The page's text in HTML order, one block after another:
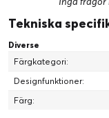
Tekniska
Diverse
Färgkategori:
Designfunktioner:
Färg: